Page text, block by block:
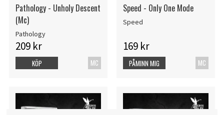
Pathology - Unholy Descent
(Mc)
Pathology
209 kr
MC
KÖP
Speed - Only One Mode
Speed
169 kr
MC
PÅMINN MIG